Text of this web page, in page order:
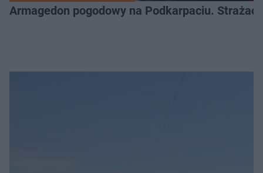
Armagedon pogodowy na Podkarpaciu.